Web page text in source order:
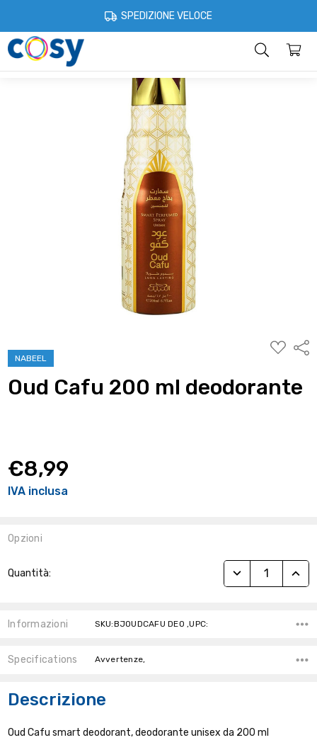
SPEDIZIONE VELOCE
Bellezza e Beauty Nabeel Profumi Arabi
NABEEL
ALLA
Oud Cafu 200 ml deodorante
€8,99
IVA inclusa
Opzioni
Attuale:
Quantità: RIDUCI
Informazioni SKU:BJOUDCAFU DEO ,UPC:
Specifications Avvertenze,
Descrizione
Oud Cafu smart deodorant, deodorante unisex da 200 ml
Account Contatti Informazioni